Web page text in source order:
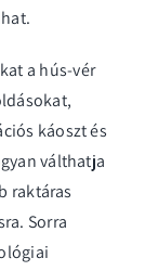
a hús-vér
káoszt és
válthatja
raktáras
Sorra